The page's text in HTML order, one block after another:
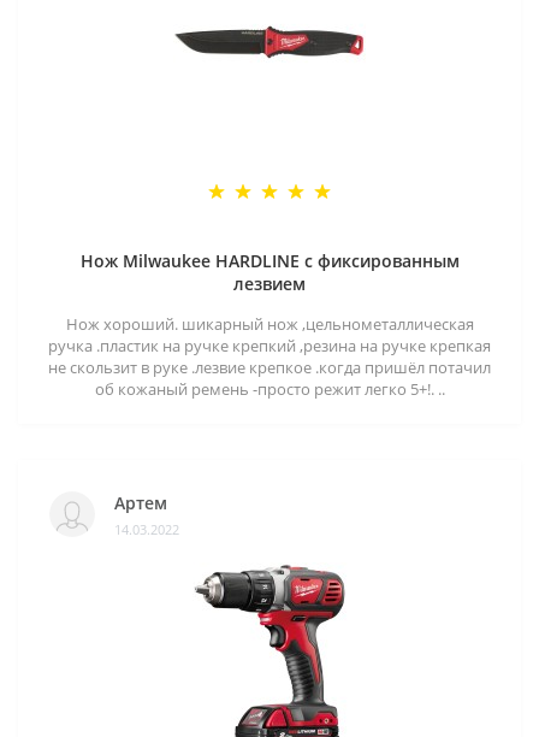
Нож Milwaukee HARDLINE с фиксированным
лезвием
Нож хороший. шикарный нож ,цельнометаллическая
ручка .пластик на ручке крепкий ,резина на ручке крепкая
не скользит в руке .лезвие крепкое .когда пришёл потачил
об кожаный ремень -просто режит легко 5+!. ..
Артем
14.03.2022